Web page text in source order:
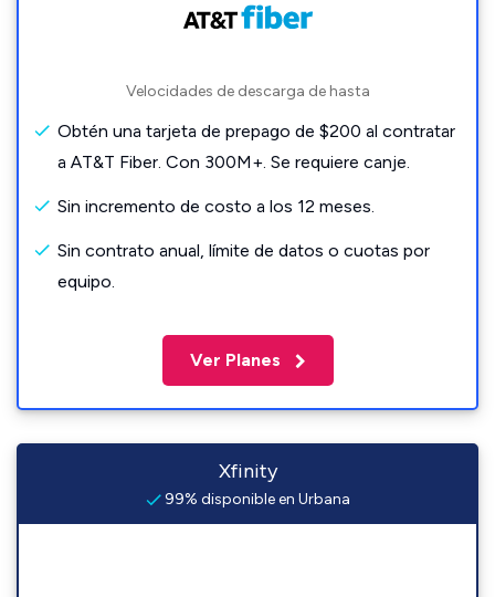
Velocidades de descarga de hasta
Obtén una tarjeta de prepago de $200 al contratar
a AT&T Fiber. Con 300M+. Se requiere canje.
Sin incremento de costo a los 12 meses.
Sin contrato anual, límite de datos o cuotas por
equipo.
Ver Planes
Xfinity
99% disponible en Urbana